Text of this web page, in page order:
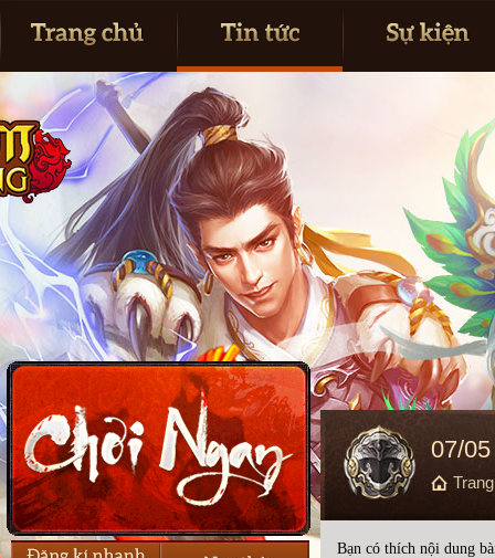
07/
Bạn có thích nội dung